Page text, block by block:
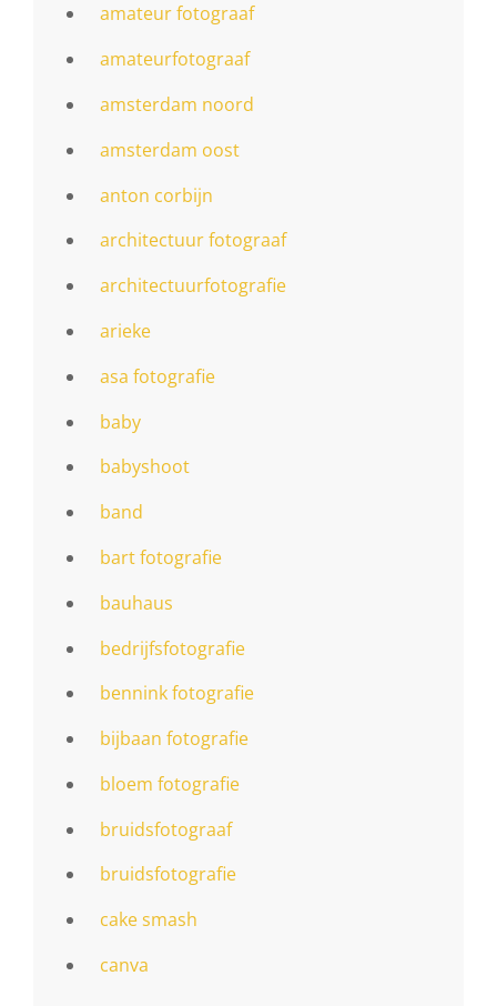
amateur fotograaf
amateurfotograaf
amsterdam noord
amsterdam oost
anton corbijn
architectuur fotograaf
architectuurfotografie
arieke
asa fotografie
baby
babyshoot
band
bart fotografie
bauhaus
bedrijfsfotografie
bennink fotografie
bijbaan fotografie
bloem fotografie
bruidsfotograaf
bruidsfotografie
cake smash
canva